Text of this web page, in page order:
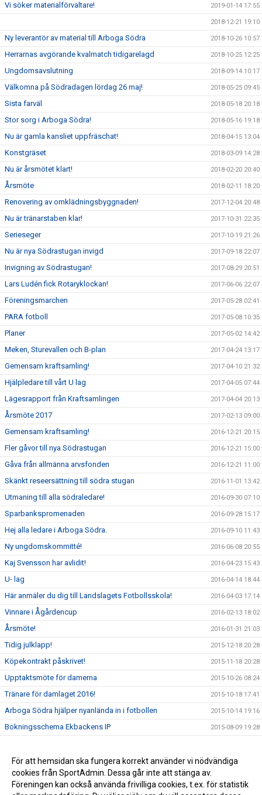
Vi söker materialförvaltare! 2019-01-14 17:55
2018-12-21 19:10
Ny leverantör av material till Arboga Södra 2018-10-26 10:57
Herrarnas avgörande kvalmatch tidigarelagd 2018-10-25 12:25
Ungdomsavslutning 2018-09-14 10:17
Välkomna på Södradagen lördag 26 maj! 2018-05-25 09:45
Sista farväl 2018-05-18 20:18
Stor sorg i Arboga Södra! 2018-05-16 19:18
Nu är gamla kansliet uppfräschat! 2018-04-15 13:04
Konstgräset 2018-03-09 14:28
Nu är årsmötet klart! 2018-02-20 20:40
Årsmöte 2018-02-11 18:20
Renovering av omklädningsbyggnaden! 2017-12-04 20:48
Nu är tränarstaben klar! 2017-10-31 22:35
Serieseger 2017-10-19 21:26
Nu är nya Södrastugan invigd 2017-09-18 22:07
Invigning av Södrastugan! 2017-08-29 20:51
Lars Ludén fick Rotaryklockan! 2017-06-06 22:07
Föreningsmarchen 2017-05-28 02:41
PARA fotboll 2017-05-08 10:35
Planer 2017-05-02 14:42
Meken, Sturevallen och B-plan 2017-04-24 13:17
Gemensam kraftsamling! 2017-04-10 21:32
Hjälpledare till vårt U lag 2017-04-05 07:44
Lägesrapport från Kraftsamlingen 2017-04-04 20:13
Årsmöte 2017 2017-02-13 09:00
Gemensam kraftsamling! 2016-12-21 20:15
Fler gåvor till nya Södrastugan 2016-12-21 15:00
Gåva från allmänna arvsfonden 2016-12-21 11:00
Skänkt reseersättning till södra stugan 2016-11-01 13:42
Utmaning till alla södraledare! 2016-09-30 07:10
Sparbankspromenaden 2016-09-28 15:17
Hej alla ledare i Arboga Södra. 2016-09-10 11:43
Ny ungdomskommitté! 2016-06-08 20:55
Kaj Svensson har avlidit! 2016-04-23 15:43
U- lag 2016-04-14 18:44
Här anmäler du dig till Landslagets Fotbollsskola! 2016-04-03 17:14
Vinnare i Ågårdencup 2016-02-13 18:02
Årsmöte! 2016-01-31 21:03
Tidig julklapp! 2015-12-18 20:28
Köpekontrakt påskrivet! 2015-11-18 20:28
Upptaktsmöte för damerna 2015-10-26 08:24
Tränare för damlaget 2016! 2015-10-18 17:41
Arboga Södra hjälper nyanlända in i fotbollen 2015-10-14 19:16
Bokningsschema Ekbackens IP 2015-08-09 19:28
Arboga Södra sörjer! 2015-06-21 22:38
Landslagets fotbollsskola 2015 2015-06-18 07:49
För att hemsidan ska fungera korrekt använder vi nödvändiga
cookies från SportAdmin. Dessa går inte att stänga av.
Föreningen kan också använda frivilliga cookies, t.ex. för statistik